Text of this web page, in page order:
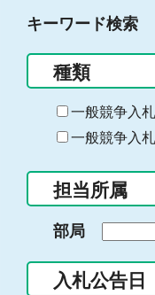
キーワード検索
種類
一般競争入
一般競争入
担当所属
部局
入札公告日